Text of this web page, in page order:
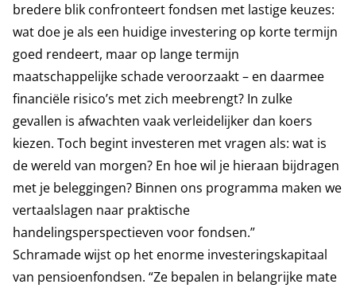
bredere blik confronteert fondsen met lastige keuzes:
wat doe je als een huidige investering op korte termijn
goed rendeert, maar op lange termijn
maatschappelijke schade veroorzaakt – en daarmee
financiële risico’s met zich meebrengt? In zulke
gevallen is afwachten vaak verleidelijker dan koers
kiezen. Toch begint investeren met vragen als: wat is
de wereld van morgen? En hoe wil je hieraan bijdragen
met je beleggingen? Binnen ons programma maken we
vertaalslagen naar praktische
handelingsperspectieven voor fondsen.”
Schramade wijst op het enorme investeringskapitaal
van pensioenfondsen. “Ze bepalen in belangrijke mate